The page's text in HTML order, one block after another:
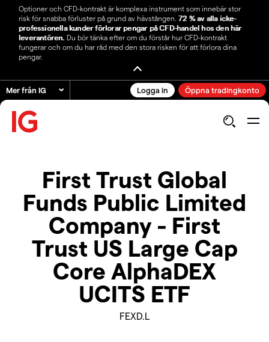
Optioner och CFD-kontrakt är komplexa instrument som innebär stor
risk för snabba förluster på grund av hävstången. 72 % av alla icke-
professionella kunder förlorar pengar på CFD-handel hos den här
leverantören. Du bör tänka efter om du förstår hur CFD-kontrakt
fungerar och om du har råd med den stora risken för att förlora dina
pengar.
Mer från IG Logga in Öppna tradingkonto
First Trust Global
Funds Public Limited
Company - First
Trust US Large Cap
Core AlphaDEX
UCITS ETF
FEXD.L